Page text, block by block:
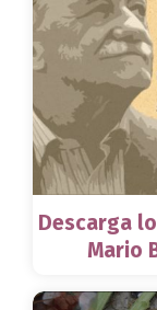
Descarga
Mario